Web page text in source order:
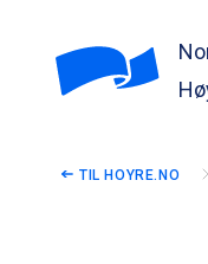
TIL HOYRE.NO